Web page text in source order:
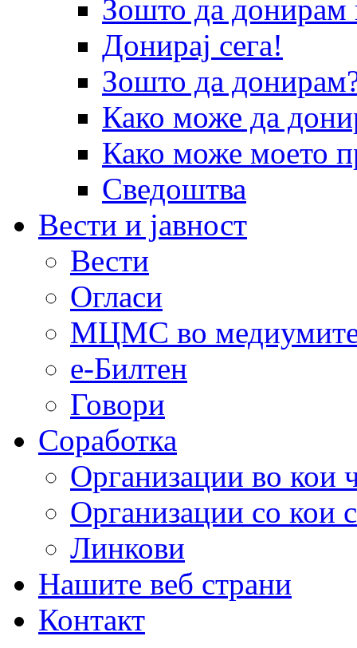
Зошто да
Донирај сега!
Зошто да
Како може да
Како може моето
Сведоштва
Вести и јавност
Вести
Огласи
МЦМС во
е-Билтен
Говори
Соработка
Организации во кои
Организации со кои
Линкови
Нашите веб страни
Контакт